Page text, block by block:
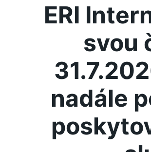
ERI
svou
nadále